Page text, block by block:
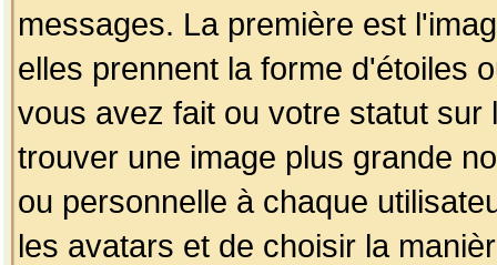
messages. La première est
elles prennent la forme d'étoiles
vous avez fait ou votre statut
trouver une image plus grande
ou personnelle à chaque
les avatars et de choisir la